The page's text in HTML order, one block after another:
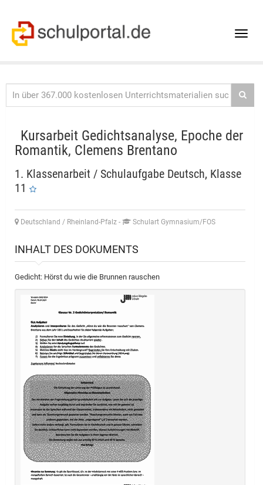
Toggle
Kursarbeit Gedichtsanalyse, Epoche der
Romantik, Clemens Brentano
1. Klassenarbeit / Schulaufgabe Deutsch, Klasse
11
Deutschland / Rheinland-Pfalz - Schulart Gymnasium/FOS
INHALT DES DOKUMENTS
Gedicht: Hörst du wie die Brunnen rauschen